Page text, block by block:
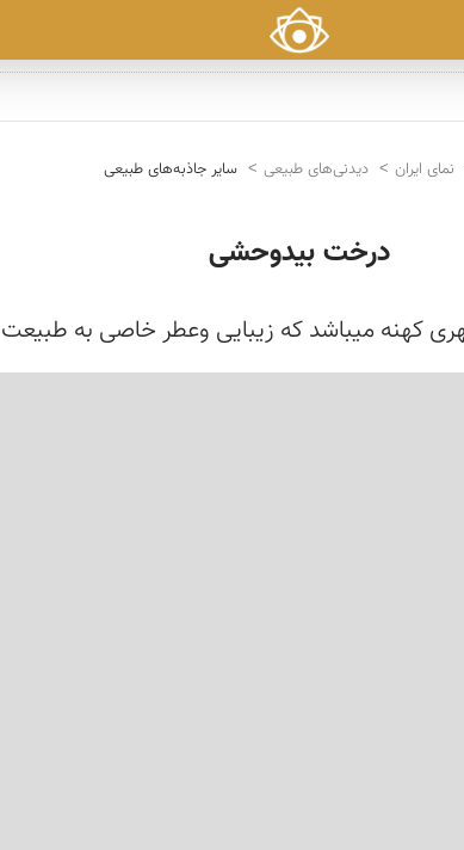
نمای ایران دیدنی‌های طبیعی سایر جاذبه‌های طبیعی
درخت بیدوحشی
كهنه میباشد كه زیبایی وعطر خاصی به